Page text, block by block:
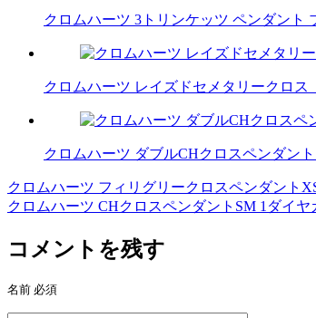
クロムハーツ 3トリンケッツ ペンダント
クロムハーツ レイズドセメタリークロス
クロムハーツ ダブルCHクロスペンダン
投
稿
ナ
ビ
ゲ
クロムハーツ フィリグリークロスペンダン
クロムハーツ CHクロスペンダントSM 1ダイヤ
コメントを残す
名前 必須